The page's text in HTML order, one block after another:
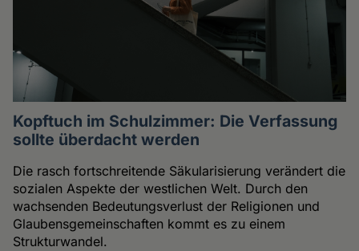
Kopftuch im Schulzimmer: Die Verfassung
sollte überdacht werden
Die rasch fortschreitende Säkularisierung verändert die
sozialen Aspekte der westlichen Welt. Durch den
wachsenden Bedeutungsverlust der Religionen und
Glaubensgemeinschaften kommt es zu einem
Strukturwandel.